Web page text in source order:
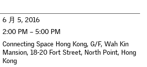
活動
研 討
6 月 5, 2016
2:00 PM – 5:00 PM
Connecting Space Hong Kong, G/F, Wah Kin
Mansion, 18-20 Fort Street, North Point, Hong
Kong